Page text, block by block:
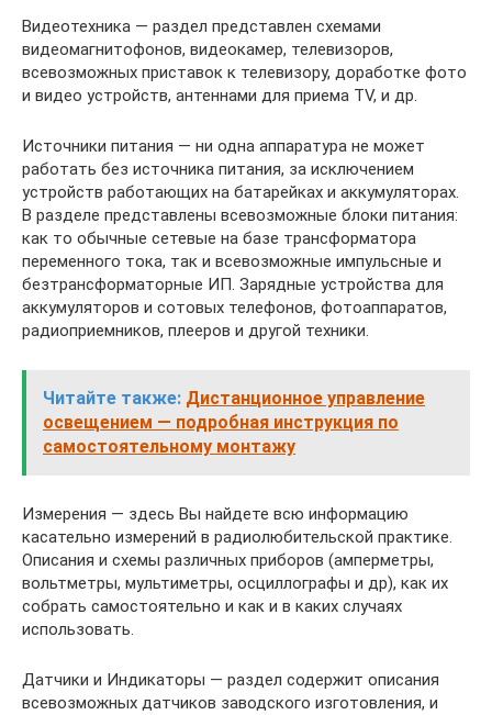
Видеотехника — раздел представлен схемами
видеомагнитофонов, видеокамер, телевизоров,
всевозможных приставок к телевизору, доработке фото
и видео устройств, антеннами для приема TV, и др.
Источники питания — ни одна аппаратура не может
работать без источника питания, за исключением
устройств работающих на батарейках и аккумуляторах.
В разделе представлены всевозможные блоки питания:
как то обычные сетевые на базе трансформатора
переменного тока, так и всевозможные импульсные и
безтрансформаторные ИП. Зарядные устройства для
аккумуляторов и сотовых телефонов, фотоаппаратов,
радиоприемников, плееров и другой техники.
Читайте также: Дистанционное управление
освещением — подробная инструкция по
самостоятельному монтажу
Измерения — здесь Вы найдете всю информацию
касательно измерений в радиолюбительской практике.
Описания и схемы различных приборов (амперметры,
вольтметры, мультиметры, осциллографы и др), как их
собрать самостоятельно и как и в каких случаях
использовать.
Датчики и Индикаторы — раздел содержит описания
всевозможных датчиков заводского изготовления, и